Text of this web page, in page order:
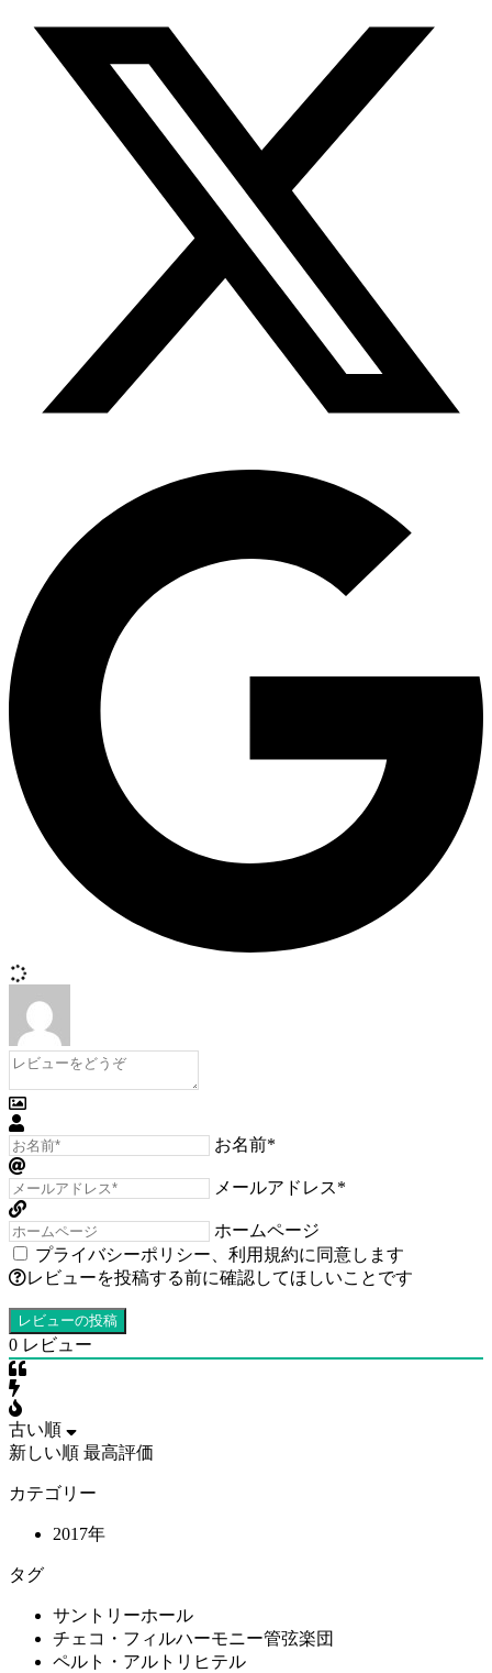
お名前*
メールアドレス*
ホームページ
プライバシーポリシー
利用規約に同意します
レビューを投稿する前に確認してほしいことです
0 レビュー
古い順
新しい順 最高評価
カテゴリー
2017年
タグ
サントリーホール
チェコ・フィルハーモニー管弦楽団
ペルト・アルトリヒテル